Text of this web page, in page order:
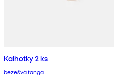
Kalhotky 2 ks
bezešvá tanga